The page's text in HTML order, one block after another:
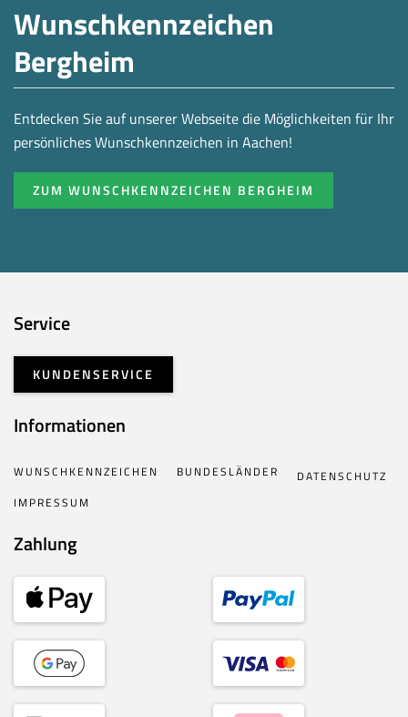
Wunschkennzeichen
Bergheim
Entdecken Sie auf unserer Webseite die Möglichkeiten für Ihr
persönliches Wunschkennzeichen in Aachen!
ZUM WUNSCHKENNZEICHEN BERGHEIM
Service
KUNDENSERVICE
Informationen
WUNSCHKENNZEICHEN BUNDESLÄNDER
DATENSCHUTZ
IMPRESSUM
Zahlung